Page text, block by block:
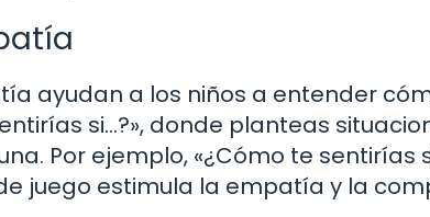
ayudan a los niños a entender
si…?», donde planteas
Por ejemplo, «¿Cómo te sentirías
juego estimula la empatía y la